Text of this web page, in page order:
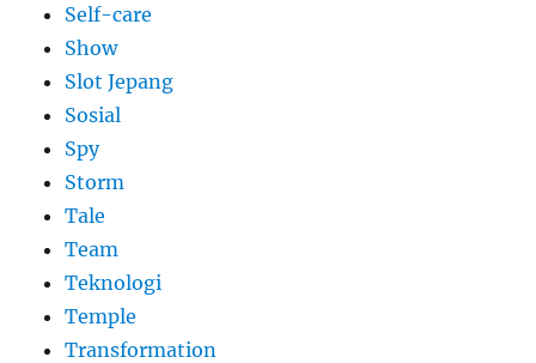
Self-care
Show
Slot Jepang
Sosial
Spy
Storm
Tale
Team
Teknologi
Temple
Transformation